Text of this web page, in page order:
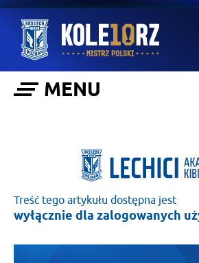
MENU
Treść tego artykułu dostępna jest
wyłącznie dla zalogowanych